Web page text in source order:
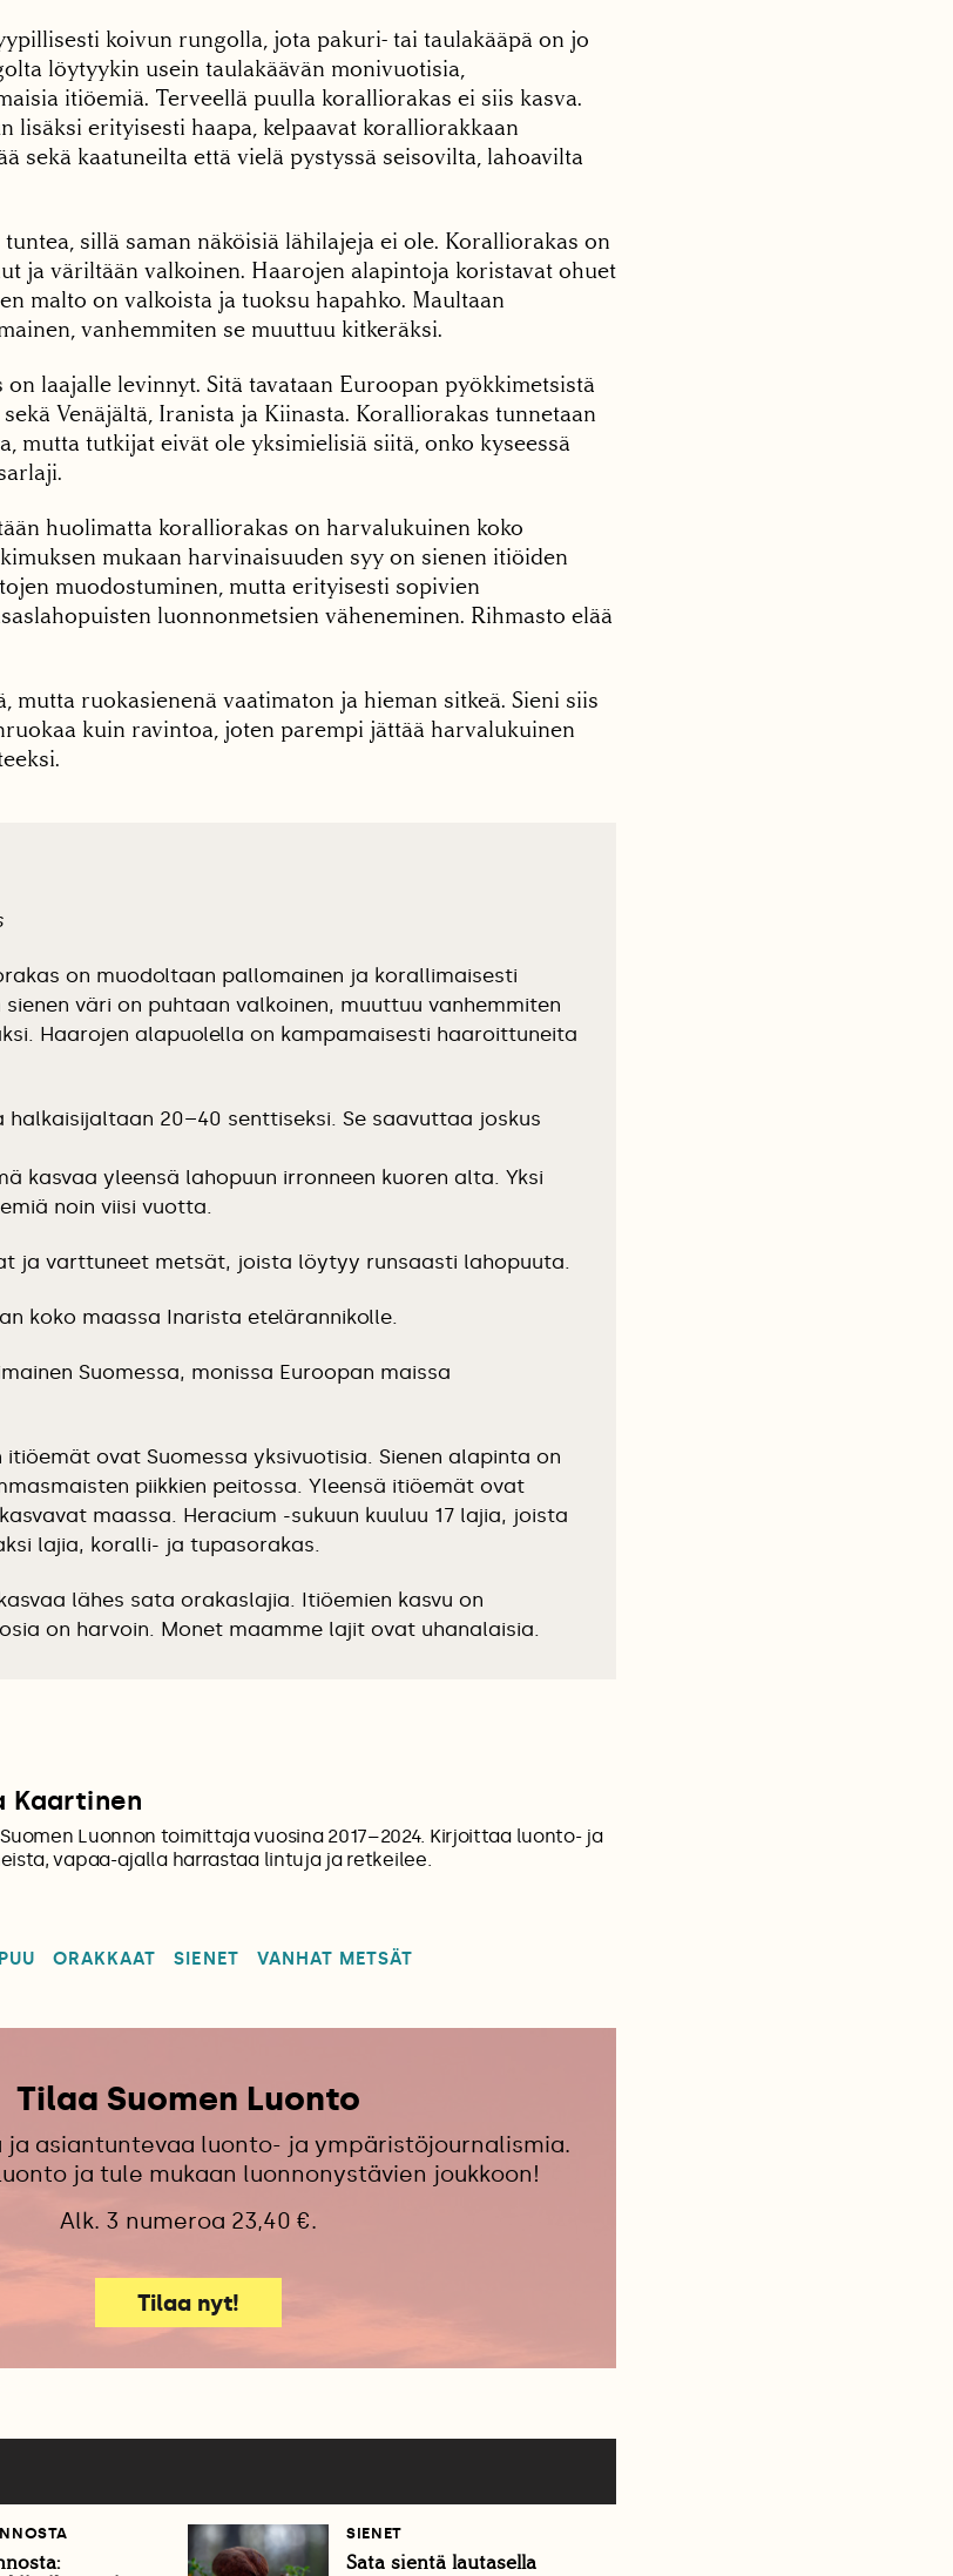
koivun rungolla, jota pakuri- tai taulakääpä on jo
löytyykin usein taulakäävän monivuotisia,
itiöemiä. Terveellä puulla koralliorakas ei siis kasva.
lisäksi erityisesti haapa, kelpaavat koralliorakkaan
sekä kaatuneilta että vielä pystyssä seisovilta, lahoavilta
sillä saman näköisiä lähilajeja ei ole. Koralliorakas on
ja väriltään valkoinen. Haarojen alapintoja koristavat ohuet
malto on valkoista ja tuoksu hapahko. Maultaan
vanhemmiten se muuttuu kitkeräksi.
laajalle levinnyt. Sitä tavataan Euroopan pyökkimetsistä
Venäjältä, Iranista ja Kiinasta. Koralliorakas tunnetaan
mutta tutkijat eivät ole yksimielisiä siitä, onko kyseessä
huolimatta koralliorakas on harvalukuinen koko
mukaan harvinaisuuden syy on sienen itiöiden
muodostuminen, mutta erityisesti sopivien
luonnonmetsien väheneminen. Rihmasto elää
mutta ruokasienenä vaatimaton ja hieman sitkeä. Sieni siis
kuin ravintoa, joten parempi jättää harvalukuinen
on muodoltaan pallomainen ja korallimaisesti
väri on puhtaan valkoinen, muuttuu vanhemmiten
Haarojen alapuolella on kampamaisesti haaroittuneita
halkaisijaltaan 20–40 senttiseksi. Se saavuttaa joskus
kasvaa yleensä lahopuun irronneen kuoren alta. Yksi
noin viisi vuotta.
ja varttuneet metsät, joista löytyy runsaasti lahopuuta.
koko maassa Inarista etelärannikolle.
Suomessa, monissa Euroopan maissa
itiöemät ovat Suomessa yksivuotisia. Sienen alapinta on
piikkien peitossa. Yleensä itiöemät ovat
maassa. Heracium -sukuun kuuluu 17 lajia, joista
lajia, koralli- ja tupasorakas.
lähes sata orakaslajia. Itiöemien kasvu on
on harvoin. Monet maamme lajit ovat uhanalaisia.
Kaartinen
Luonnon toimittaja vuosina 2017–2024. Kirjoittaa luonto- ja
vapaa-ajalla harrastaa lintuja ja retkeilee.
ORAKKAAT SIENET VANHAT METSÄT
Tilaa Suomen Luonto
ja asiantuntevaa luonto- ja ympäristöjournalismia.
ja tule mukaan luonnonystävien joukkoon!
Alk. 3 numeroa 23,40 €.
Tilaa nyt!
SIENET
Sata sientä lautasella